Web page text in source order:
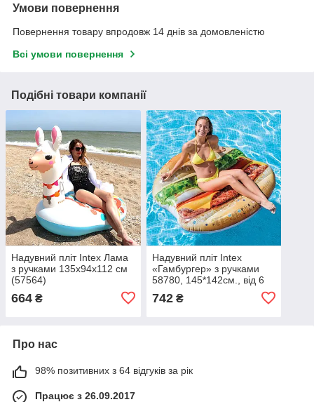
Умови повернення
Повернення товару впродовж 14 днів за домовленістю
Всі умови повернення
Подібні товари компанії
Надувний пліт Intex Лама
з ручками 135х94х112 см
(57564)
664 ₴
Надувний пліт Intex
«Гамбургер» з ручками
58780, 145*142см., від 6
742₴
Про нас
98% позитивних з 64 відгуків за рік
Працює з 26.09.2017